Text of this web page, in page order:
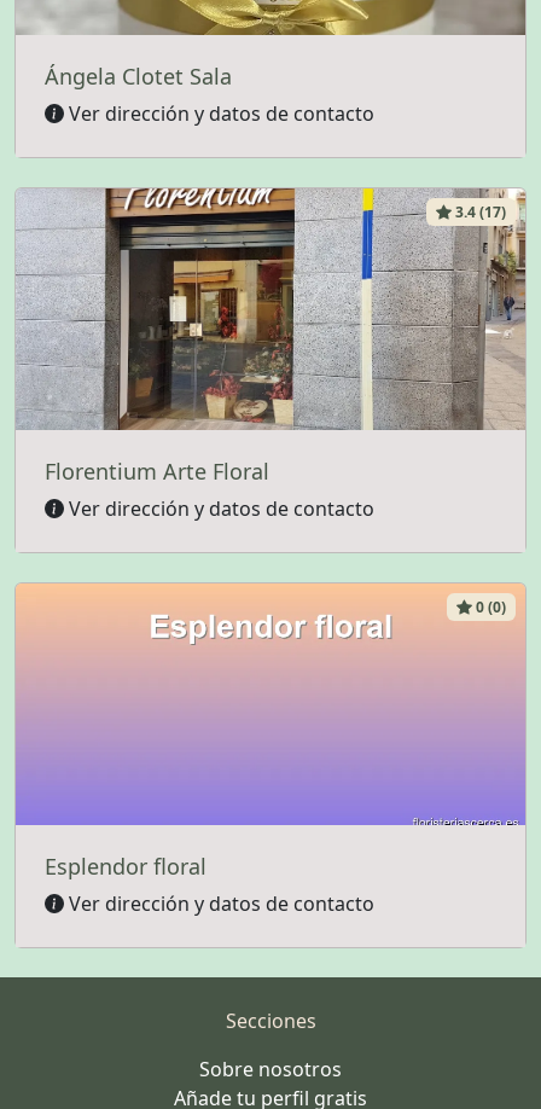
Ángela Clotet Sala
Ver dirección y datos de contacto
3.4 (17)
Florentium Arte Floral
Ver dirección y datos de contacto
0 (0)
Esplendor floral
Ver dirección y datos de contacto
Secciones
Sobre nosotros
Añade tu perfil gratis